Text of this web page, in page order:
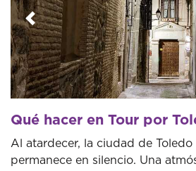
Anterior
Qué hacer en Tour por
Al atardecer, la ciudad de
permanece en silencio. Una